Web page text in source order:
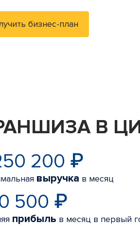
бизнес-план
В
200 ₽
выручка в месяц
500 ₽
прибыль в месяц в первый